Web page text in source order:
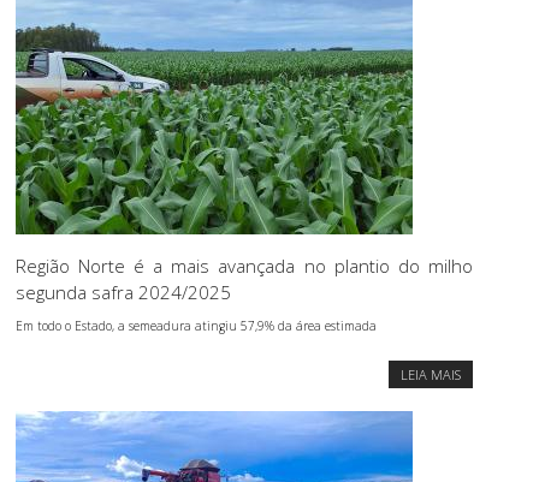
Região Norte é a mais avançada no plantio do milho
segunda safra 2024/2025
Em todo o Estado, a semeadura atingiu 57,9% da área estimada
LEIA MAIS